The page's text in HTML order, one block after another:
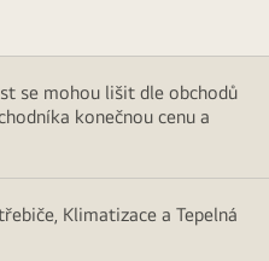
se mohou lišit dle obchodů
konečnou cenu a
Klimatizace a Tepelná